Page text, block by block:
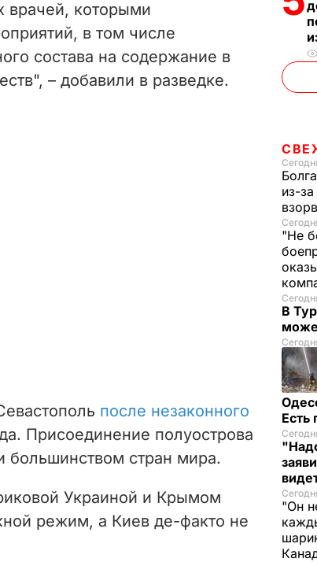
врачей, которыми
в том числе
состава на содержание в
– добавили в разведке.
после незаконного
Присоединение полуострова
большинством стран мира.
Украиной и Крымом
режим, а Киев де-факто не
из-
"Не
В
Есть
"Он